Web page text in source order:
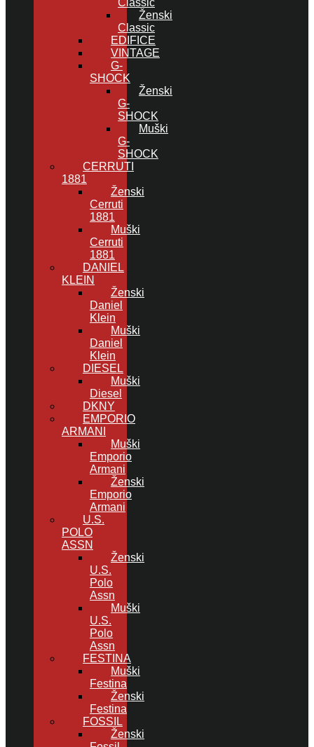
Classic
Ženski
Classic
EDIFICE
VINTAGE
G-
SHOCK
Ženski
G-
SHOCK
Muški
G-
SHOCK
CERRUTI
1881
Ženski
Cerruti
1881
Muški
Cerruti
1881
DANIEL
KLEIN
Ženski
Daniel
Klein
Muški
Daniel
Klein
DIESEL
Muški
Diesel
DKNY
EMPORIO
ARMANI
Muški
Emporio
Armani
Ženski
Emporio
Armani
U.S.
POLO
ASSN
Ženski
U.S.
Polo
Assn
Muški
U.S.
Polo
Assn
FESTINA
Muški
Festina
Ženski
Festina
FOSSIL
Ženski